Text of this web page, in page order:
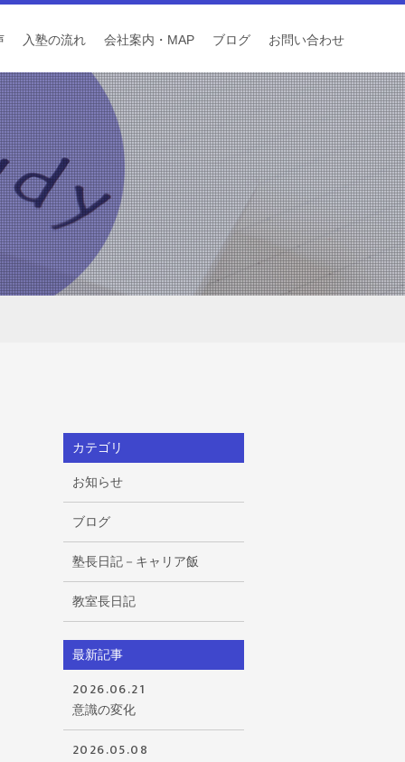
入塾の流れ 会社案内・MAP ブログ お問い合わせ
カテゴリ
お知らせ
ブログ
塾長日記－キャリア飯
教室長日記
最新記事
2026.06.21
意識の変化
2026.05.08